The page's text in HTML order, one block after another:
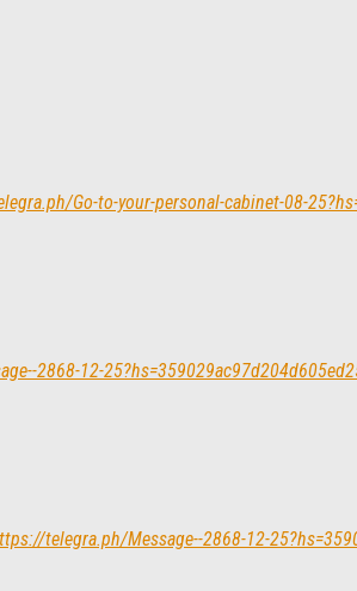
Go-to-your-personal-cabinet-08-
2868-12-
telegra.ph/Message--2868-12-